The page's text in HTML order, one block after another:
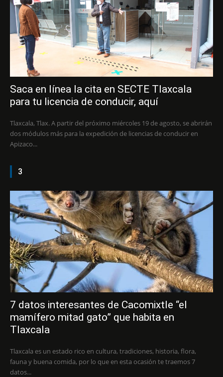
Saca en línea la cita en SECTE Tlaxcala
para tu licencia de conducir, aquí
Tlaxcala, Tlax. A partir del próximo miércoles 19 de agosto, se abrirán
dos módulos más para la expedición de licencias de conducir en
Apizaco...
3
7 datos interesantes de Cacomixtle “el
mamífero mitad gato” que habita en
Tlaxcala
Tlaxcala es un estado rico en cultura, tradiciones, historia, flora,
fauna y buena comida, por lo que en esta ocasión te traemos 7
datos...